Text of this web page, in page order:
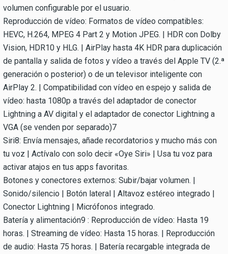
volumen configurable por el usuario.
Reproducción de vídeo: Formatos de vídeo compatibles:
HEVC, H.264, MPEG 4 Part 2 y Motion JPEG. | HDR con Dolby
Vision, HDR10 y HLG. | AirPlay hasta 4K HDR para duplicación
de pantalla y salida de fotos y vídeo a través del Apple TV (2.ª
generación o posterior) o de un televisor inteligente con
AirPlay 2. | Compatibilidad con vídeo en espejo y salida de
vídeo: hasta 1080p a través del adaptador de conector
Lightning a AV digital y el adaptador de conector Lightning a
VGA (se venden por separado)7
Siri8: Envía mensajes, añade recordatorios y mucho más con
tu voz | Actívalo con solo decir «Oye Siri» | Usa tu voz para
activar atajos en tus apps favoritas.
Botones y conectores externos: Subir/bajar volumen. |
Sonido/silencio | Botón lateral | Altavoz estéreo integrado |
Conector Lightning | Micrófonos integrado.
Batería y alimentación9 : Reproducción de vídeo: Hasta 19
horas. | Streaming de vídeo: Hasta 15 horas. | Reproducción
de audio: Hasta 75 horas. | Batería recargable integrada de